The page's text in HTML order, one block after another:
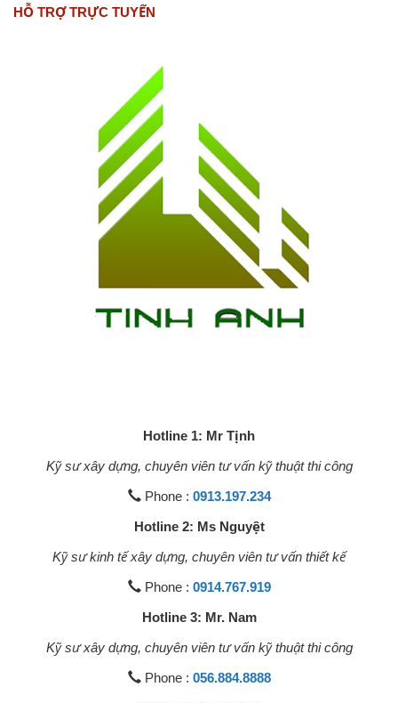
HỖ TRỢ TRỰC TUYẾN
Hotline 1: Mr Tịnh
Kỹ sư xây dựng, chuyên viên tư vấn kỹ thuật thi công
Phone : 0913.197.234
Hotline 2: Ms Nguyệt
Kỹ sư kinh tế xây dựng, chuyên viên tư vấn thiết kế
Phone : 0914.767.919
Hotline 3: Mr. Nam
Kỹ sư xây dựng, chuyên viên tư vấn kỹ thuật thi công
Phone : 056.884.8888